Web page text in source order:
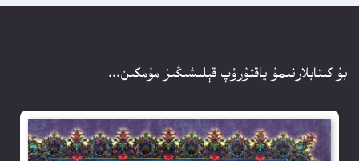
بۇ كىتابلارنىمۇ ياقتۇرۇپ قېلىشىڭىز مۇمكىن...